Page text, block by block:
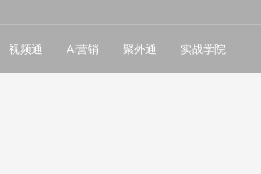
视频通 Ai营销 聚外通 实战学院